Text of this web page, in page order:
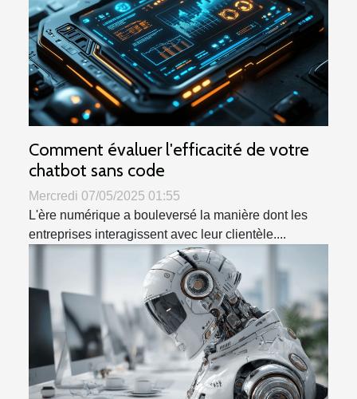
Comment évaluer l'efficacité de votre
chatbot sans code
Mercredi 07/05/2025 01:55
L'ère numérique a bouleversé la manière dont les
entreprises interagissent avec leur clientèle....